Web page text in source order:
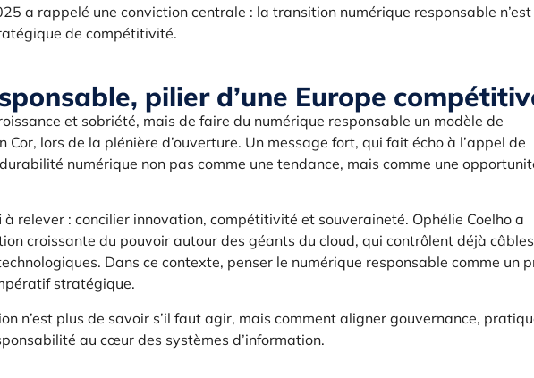
a rappelé une conviction centrale : la transition numérique responsable n’est
de compétitivité.
pilier d’une Europe
et sobriété, mais de faire du numérique responsable un modèle de
lors de la plénière d’ouverture. Un message fort, qui fait écho à l’appel de
numérique non pas comme une tendance, mais comme une
relever : concilier innovation, compétitivité et souveraineté. Ophélie Coelho a
croissante du pouvoir autour des géants du cloud, qui contrôlent déjà
Dans ce contexte, penser le numérique responsable comme un
stratégique.
n’est plus de savoir s’il faut agir, mais comment aligner gouvernance,
au cœur des systèmes d’information.